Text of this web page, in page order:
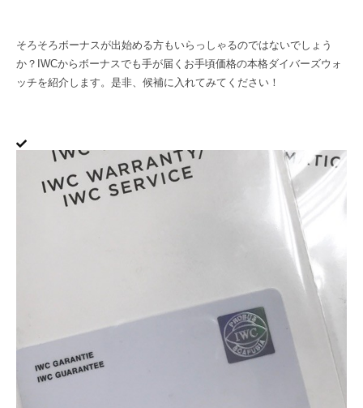
そろそろボーナスが出始める方もいらっしゃるのではないでしょう
か？IWCからボーナスでも手が届くお手頃価格の本格ダイバーズウォ
ッチを紹介します。是非、候補に入れてみてください！